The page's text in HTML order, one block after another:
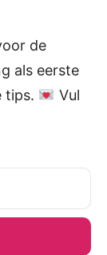
de
als eerste
tips.
Vul